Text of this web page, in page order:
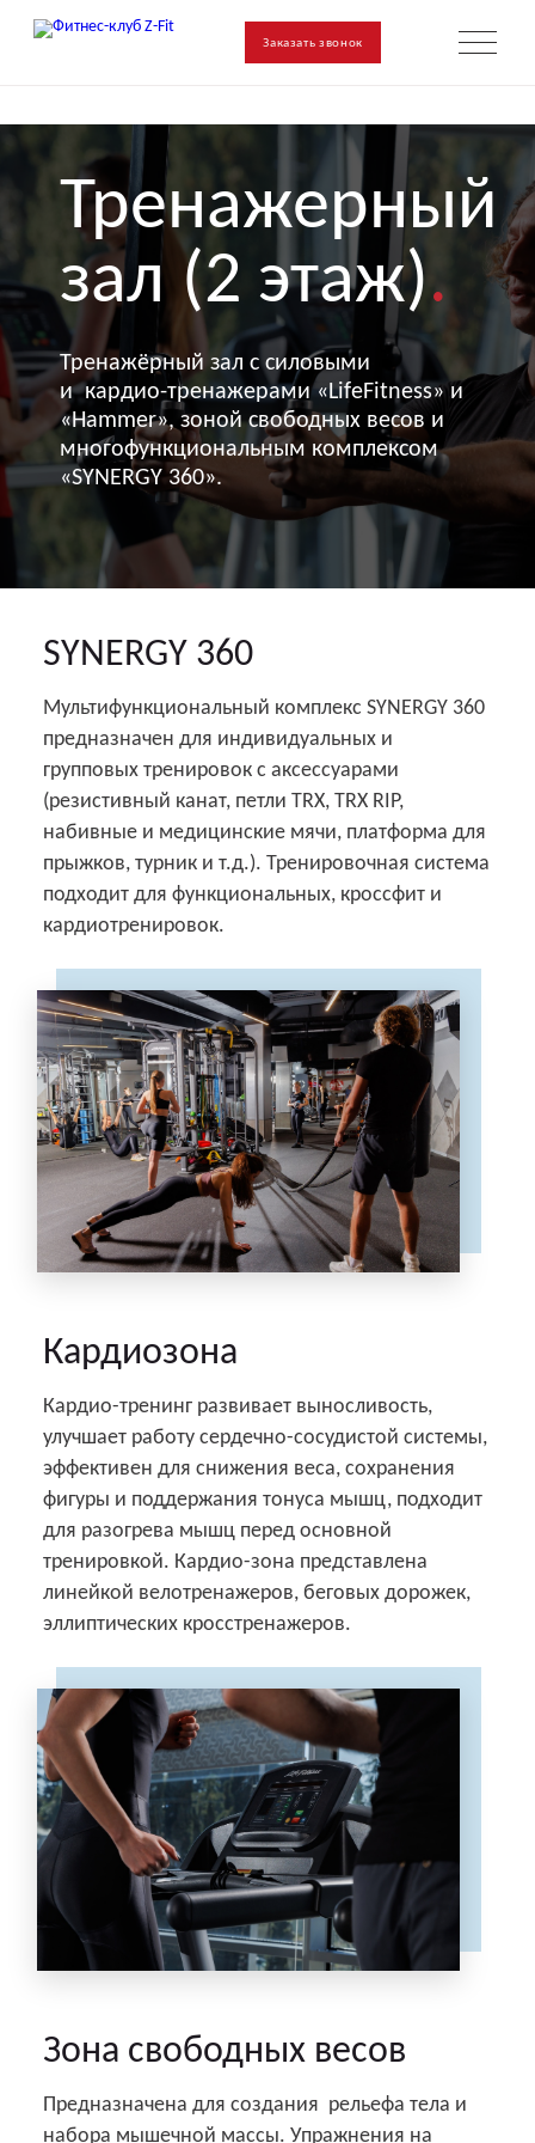
Заказать звонок
Тренажерный
зал (2 этаж).
Тренажёрный зал с силовыми
и кардио-тренажерами «LifeFitness» и
«Hammer», зоной свободных весов и
многофункциональным комплексом
«SYNERGY 360».
SYNERGY 360
Мультифункциональный комплекс SYNERGY 360
предназначен для индивидуальных и
групповых тренировок с аксессуарами
(резистивный канат, петли TRX, TRX RIP,
набивные и медицинские мячи, платформа для
прыжков, турник и т.д.). Тренировочная система
подходит для функциональных, кроссфит и
кардиотренировок.
Кардиозона
Кардио-тренинг развивает выносливость,
улучшает работу сердечно-сосудистой системы,
эффективен для снижения веса, сохранения
фигуры и поддержания тонуса мышц, подходит
для разогрева мышц перед основной
тренировкой. Кардио-зона представлена
линейкой велотренажеров, беговых дорожек,
эллиптических кросстренажеров.
Зона свободных весов
Предназначена для создания рельефа тела и
набора мышечной массы. Упражнения на